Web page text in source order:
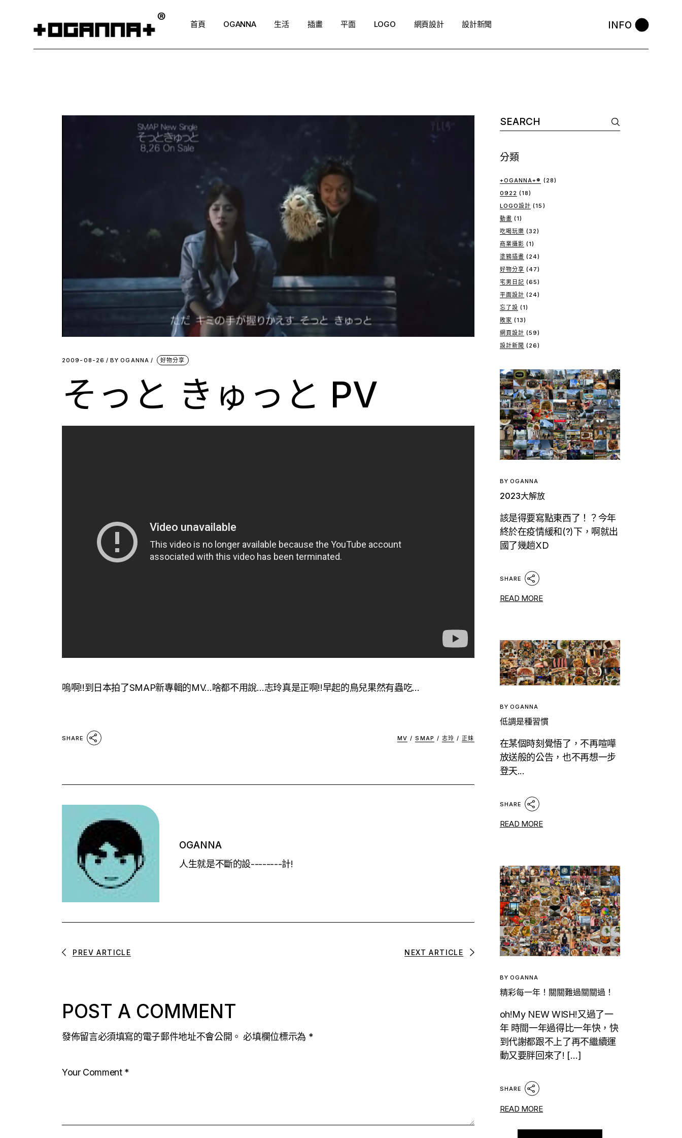
首頁 OGANNA 生活 插畫 平面 LOGO 網頁設計 設計新聞 INFO
2009-08-26 BY OGANNA 好物分享
そっと きゅっと PV
嗚啊!!到日本拍了SMAP新專輯的MV…啥都不用說…志玲真是正啊!!早起的鳥兒果然有蟲吃…
SHARE MV / SMAP / 志玲 / 正妹
OGANNA
人生就是不斷的設--------計!
PREV ARTICLE NEXT ARTICLE
POST A COMMENT
發佈留言必須填寫的電子郵件地址不會公開。 必填欄位標示為 *
Search
for:
分類
+OGANNA+® (28)
0922 (18)
LOGO設計 (15)
動畫 (1)
吃喝玩樂 (32)
商業攝影 (1)
塗鴉插畫 (24)
好物分享 (47)
宅男日記 (65)
平面設計 (24)
忘了設 (1)
敗家 (13)
網頁設計 (59)
設計新聞 (26)
BY OGANNA
2023大解放
該是得要寫點東西了！？今年
終於在疫情緩和(?)下，啊就出
國了幾趟XD
SHARE
READ MORE
BY OGANNA
低調是種習慣
在某個時刻覺悟了，不再喧嘩
放送般的公告，也不再想一步
登天...
SHARE
READ MORE
BY OGANNA
精彩每一年！關關難過關關過！
oh!My NEW WISH!又過了一
年 時間一年過得比一年快，快
到代謝都跟不上了再不繼續運
動又要胖回來了! […]
SHARE
READ MORE